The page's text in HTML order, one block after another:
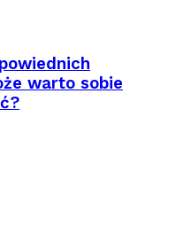
warto sobie